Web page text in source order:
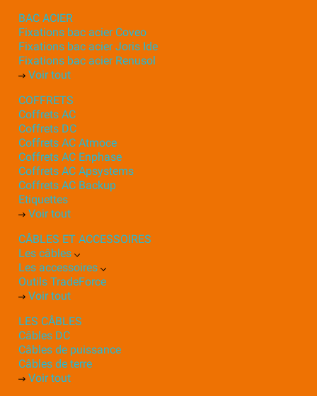
BAC ACIER
Fixations bac acier Coveo
Fixations bac acier Joris Ide
Fixations bac acier Renusol
Voir tout
COFFRETS
Coffrets AC
Coffrets DC
Coffrets AC Atmoce
Coffrets AC Enphase
Coffrets AC Apsystems
Coffrets AC Backup
Etiquettes
Voir tout
CÂBLES ET ACCESSOIRES
Les câbles
Les accessoires
Outils TradeForce
Voir tout
LES CÂBLES
Câbles DC
Câbles de puissance
Câbles de terre
Voir tout